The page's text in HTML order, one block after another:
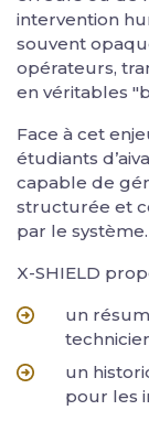
intervention
souvent
opérateurs,
en véritables
Face à cet
étudiants
capable de
structurée et
par le système.
X-SHIELD
un
un
pour les